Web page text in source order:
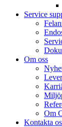
Service
Om oss
Om
Kontakta